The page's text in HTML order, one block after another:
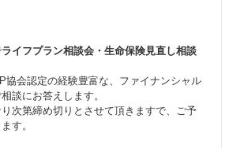
ライフプラン相談会・生命保険見直し相談
協会認定の経験豊富な、ファイナンシャル
談にお答えします。
次第締め切りとさせて頂きますで、ご予
す。